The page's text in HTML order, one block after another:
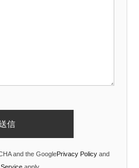
and the GooglePrivacy Policyand